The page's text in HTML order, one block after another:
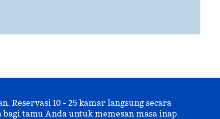
Reservasi 10 - 25 kamar langsung secara
tamu Anda untuk memesan masa inap